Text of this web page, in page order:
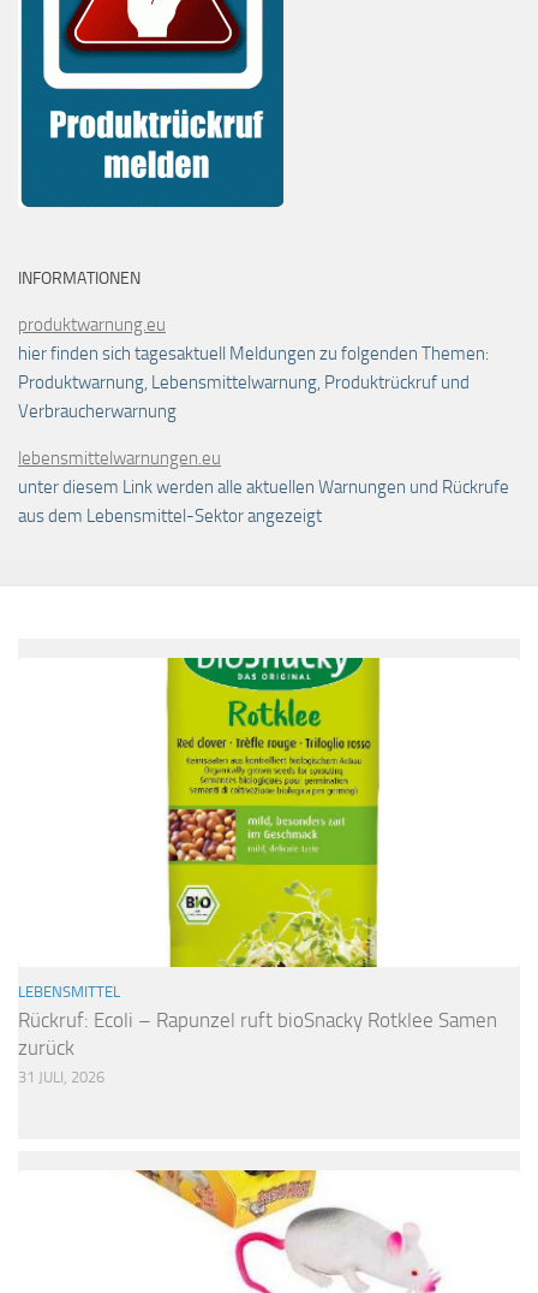
INFORMATIONEN
produktwarnung.eu
hier finden sich tagesaktuell Meldungen zu folgenden Themen:
Produktwarnung, Lebensmittelwarnung, Produktrückruf und
Verbraucherwarnung
lebensmittelwarnungen.eu
unter diesem Link werden alle aktuellen Warnungen und Rückrufe
aus dem Lebensmittel-Sektor angezeigt
LEBENSMITTEL
Rückruf: Ecoli – Rapunzel ruft bioSnacky Rotklee Samen
zurück
31 JULI, 2026